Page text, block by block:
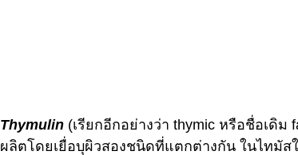
Thymulin (เรียกอีกอย่างว่า thymic หรือชื่อเดิม
ผลิตโดยเยื่อบุผิวสองชนิดที่แตกต่างกัน ในไทมัส